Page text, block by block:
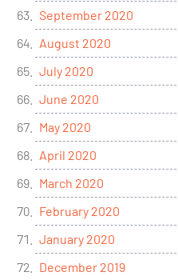
September 2020
August 2020
July 2020
June 2020
May 2020
April 2020
March 2020
February 2020
January 2020
December 2019